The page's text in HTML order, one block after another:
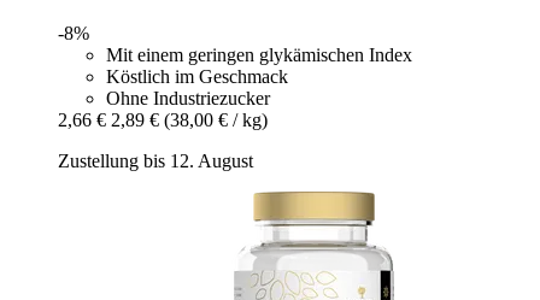
-8%
Mit einem geringen glykämischen Index
Köstlich im Geschmack
Ohne Industriezucker
2,66 € 2,89 € (38,00 € / kg)
Zustellung bis 12. August